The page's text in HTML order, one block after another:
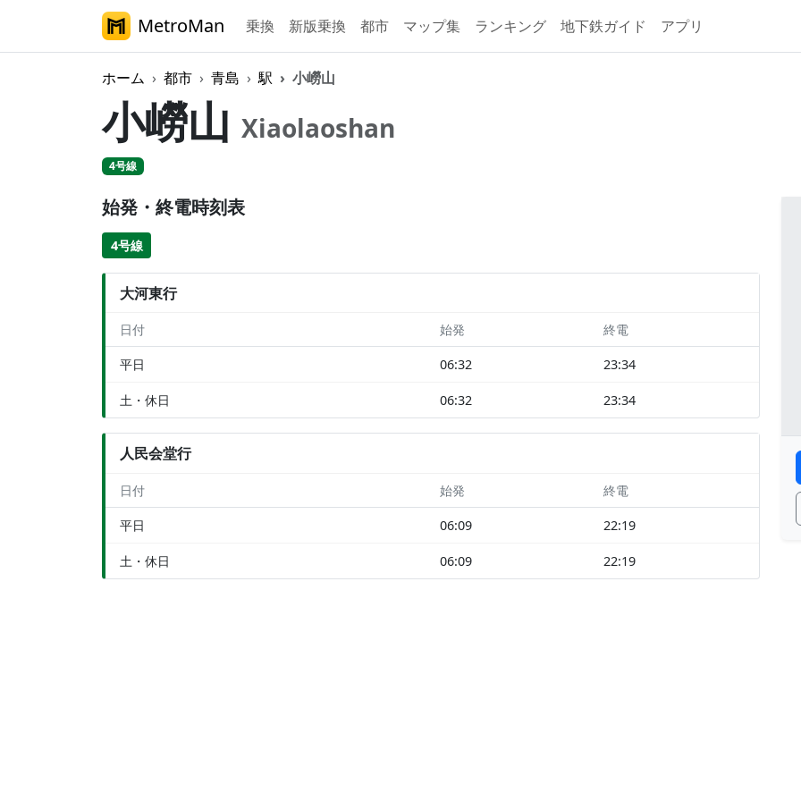
MetroMan 乗換 新版乗換 都市 マップ集 ランキング 地下鉄ガイド アプリ
ホーム 都市 青島 駅 小嶗山
小嶗山 Xiaolaoshan
4号線
始発・終電時刻表
4号線
大河東行
日付 始発 終電
平日 06:32 23:34
土・休日 06:32 23:34
人民会堂行
日付 始発 終電
平日 06:09 22:19
土・休日 06:09 22:19